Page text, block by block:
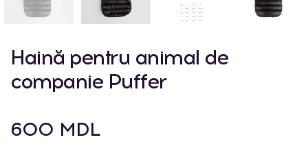
Haină pentru animal de
companie Puffer
600 MDL